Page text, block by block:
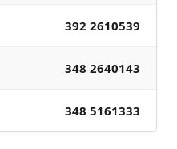
392 2610539
348 2640143
348 5161333